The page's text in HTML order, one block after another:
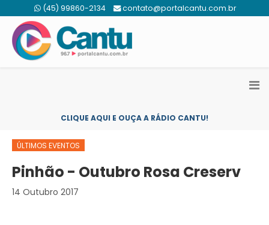
(45) 99860-2134 contato@portalcantu.com.br
CLIQUE AQUI E OUÇA A RÁDIO CANTU!
ÚLTIMOS EVENTOS
Pinhão - Outubro Rosa Creserv
14 Outubro 2017